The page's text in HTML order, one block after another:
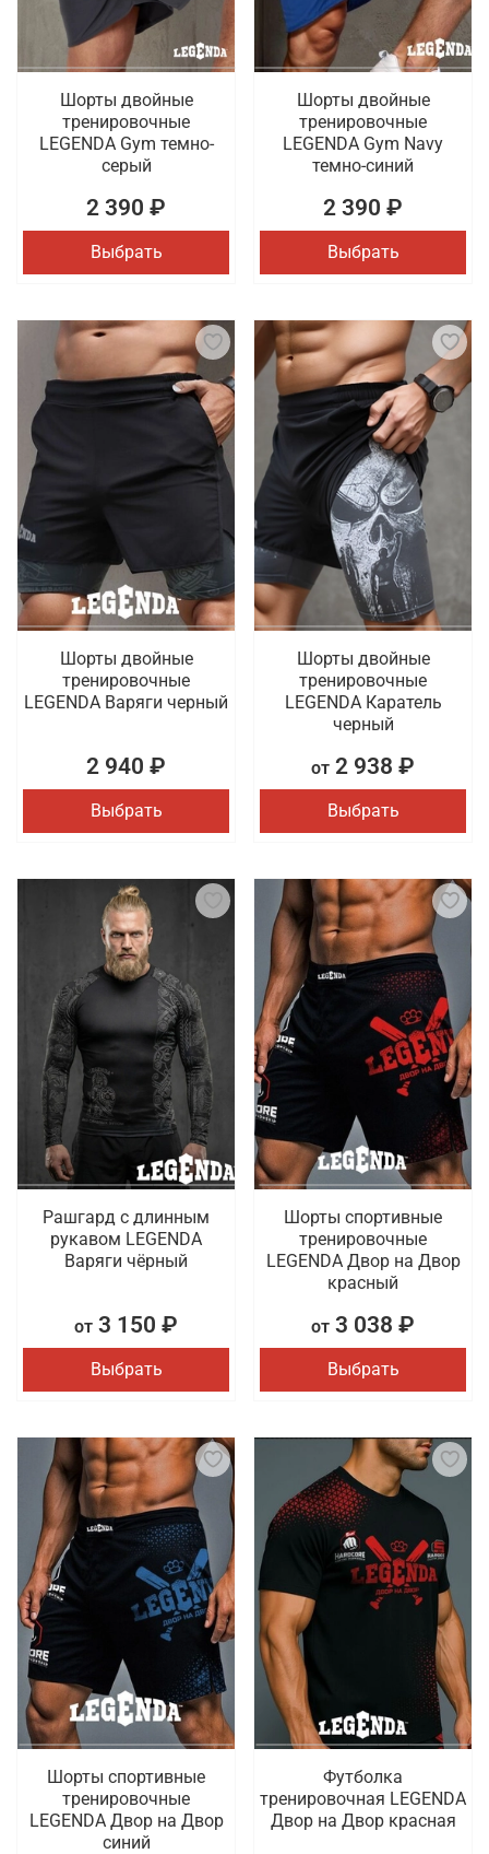
Шорты двойные
тренировочные
LEGENDA Gym темно-
серый
2 390 ₽
Выбрать
Шорты двойные
тренировочные
LEGENDA Gym Navy
темно-синий
2 390 ₽
Выбрать
Шорты двойные
тренировочные
LEGENDA Варяги черный
2 940 ₽
Выбрать
Шорты двойные
тренировочные
LEGENDA Каратель
черный
от 2 938 ₽
Выбрать
Рашгард с длинным
рукавом LEGENDA
Варяги чёрный
от 3 150 ₽
Выбрать
Шорты спортивные
тренировочные
LEGENDA Двор на Двор
красный
от 3 038 ₽
Выбрать
Шорты спортивные
тренировочные
LEGENDA Двор на Двор
синий
Футболка
тренировочная LEGENDA
Двор на Двор красная